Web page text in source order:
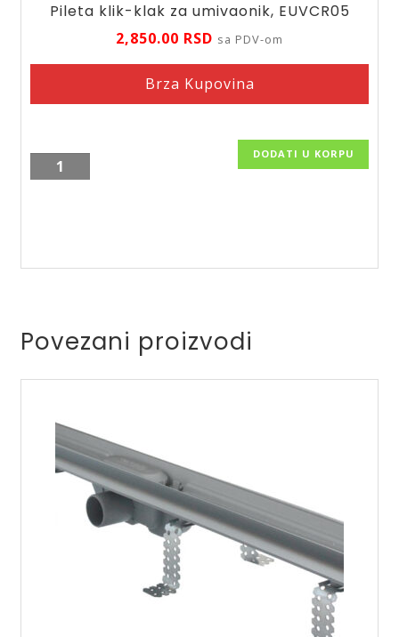
Pileta klik-klak za umivaonik, EUVCR05
2,850.00 RSD sa PDV-om
Brza Kupovina
Pileta
klik-
EUVCR05
DODATI U KORPU
Povezani proizvodi